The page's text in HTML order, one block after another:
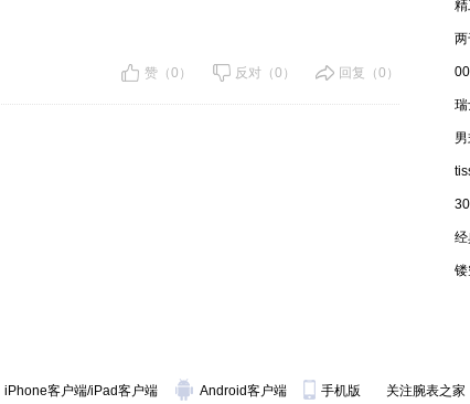
赞（0） 反对（0） 回复（0）
iPhone客户端/iPad客户端 Android客户端 手机版 关注腕表之家